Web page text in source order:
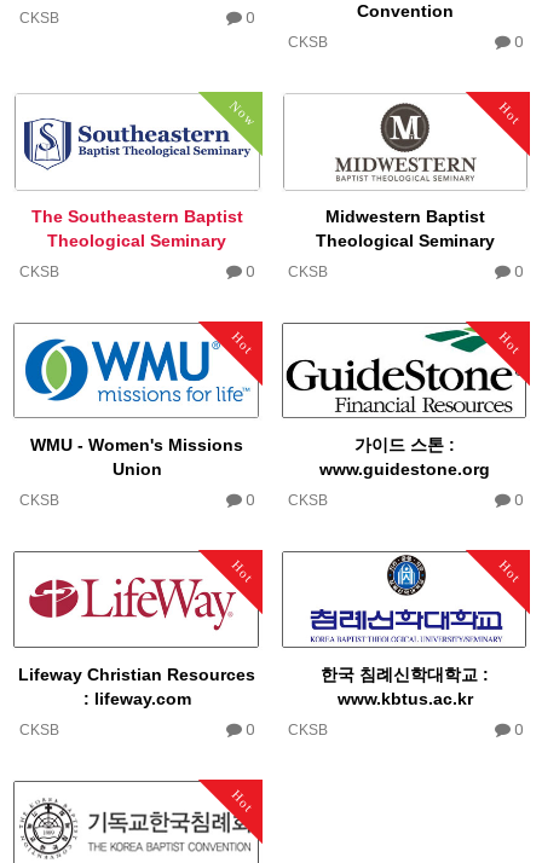
CKSB 0
Convention
CKSB 0
Now
The Southeastern Baptist
Theological Seminary
CKSB 0
Hot
Midwestern Baptist
Theological Seminary
CKSB 0
Hot
WMU - Women's Missions
Union
CKSB 0
Hot
가이드 스톤 :
www.guidestone.org​
CKSB 0
Hot
Lifeway Christian Resources
: lifeway.com
CKSB 0
Hot
한국 침례신학대학교 :
www.kbtus.ac.kr
CKSB 0
Hot